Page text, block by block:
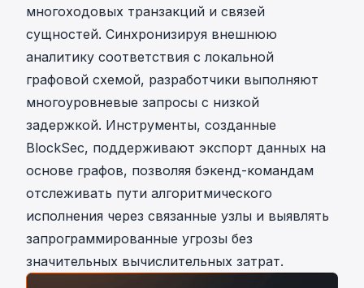
многоходовых транзакций и связей
сущностей. Синхронизируя внешнюю
аналитику соответствия с локальной
графовой схемой, разработчики выполняют
многоуровневые запросы с низкой
задержкой. Инструменты, созданные
BlockSec, поддерживают экспорт данных на
основе графов, позволяя бэкенд-командам
отслеживать пути алгоритмического
исполнения через связанные узлы и выявлять
запрограммированные угрозы без
значительных вычислительных затрат.